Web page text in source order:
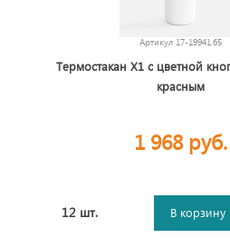
Артикул 17-19941.65
Термостакан X1 с цветной
красным
1 968 руб.
12 шт. В корзину